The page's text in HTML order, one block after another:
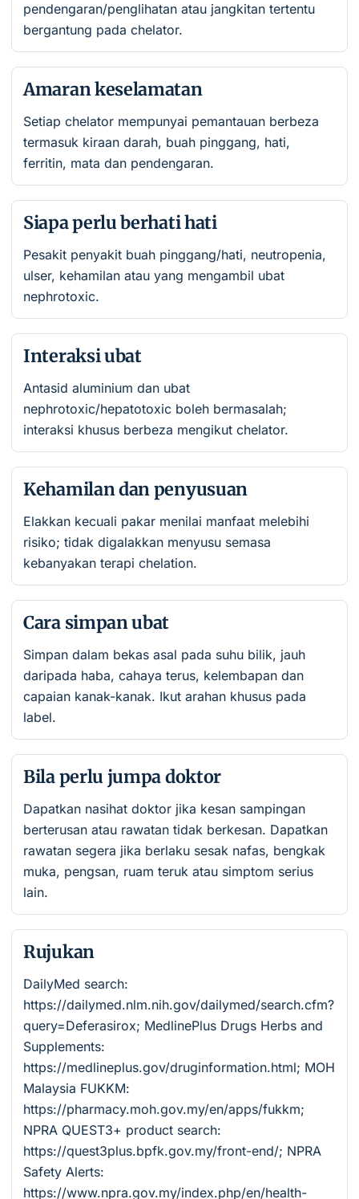
pendengaran/penglihatan atau jangkitan tertentu
bergantung pada chelator.
Amaran keselamatan
Setiap chelator mempunyai pemantauan berbeza
termasuk kiraan darah, buah pinggang, hati,
ferritin, mata dan pendengaran.
Siapa perlu berhati hati
Pesakit penyakit buah pinggang/hati, neutropenia,
ulser, kehamilan atau yang mengambil ubat
nephrotoxic.
Interaksi ubat
Antasid aluminium dan ubat
nephrotoxic/hepatotoxic boleh bermasalah;
interaksi khusus berbeza mengikut chelator.
Kehamilan dan penyusuan
Elakkan kecuali pakar menilai manfaat melebihi
risiko; tidak digalakkan menyusu semasa
kebanyakan terapi chelation.
Cara simpan ubat
Simpan dalam bekas asal pada suhu bilik, jauh
daripada haba, cahaya terus, kelembapan dan
capaian kanak-kanak. Ikut arahan khusus pada
label.
Bila perlu jumpa doktor
Dapatkan nasihat doktor jika kesan sampingan
berterusan atau rawatan tidak berkesan. Dapatkan
rawatan segera jika berlaku sesak nafas, bengkak
muka, pengsan, ruam teruk atau simptom serius
lain.
Rujukan
DailyMed search:
https://dailymed.nlm.nih.gov/dailymed/search.cfm?
query=Deferasirox; MedlinePlus Drugs Herbs and
Supplements:
https://medlineplus.gov/druginformation.html; MOH
Malaysia FUKKM:
https://pharmacy.moh.gov.my/en/apps/fukkm;
NPRA QUEST3+ product search:
https://quest3plus.bpfk.gov.my/front-end/; NPRA
Safety Alerts:
https://www.npra.gov.my/index.php/en/health-